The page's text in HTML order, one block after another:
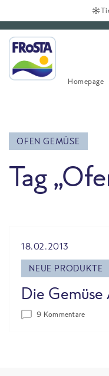
Homepage
OFEN GEMÜSE
Tag
18.02.2013
NEUE PRODUKTE
Die Gemüse
9 Kommentare